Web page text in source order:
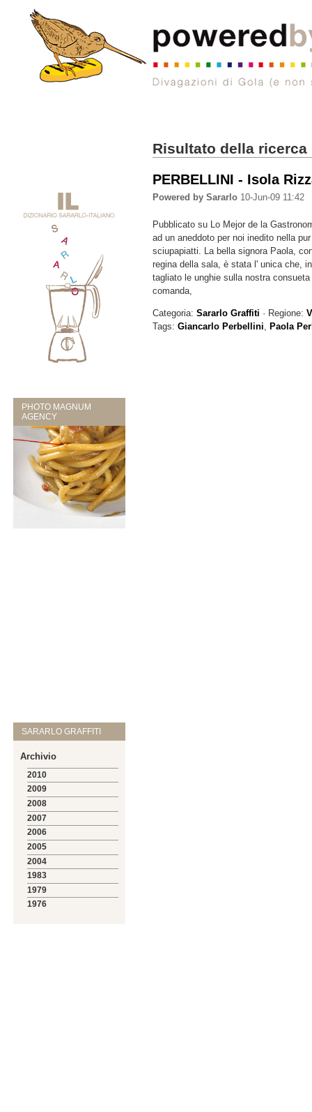
PHOTO MAGNUM
AGENCY
SARARLO GRAFFITI
Archivio
2010
2009
2008
2007
2006
2005
2004
1983
1979
1976
Risultato della ricerca
PERBELLINI - Isola
Powered by Sararlo 10-Jun-09 11:42
Pubblicato su Lo Mejor de la
ad un aneddoto per noi inedito nella
sciupapiatti. La bella signora Paola,
regina della sala, è stata l' unica che,
tagliato le unghie sulla nostra
comanda,
Categoria:Sararlo Graffiti · Regione:
Tags:Giancarlo Perbellini, Paola